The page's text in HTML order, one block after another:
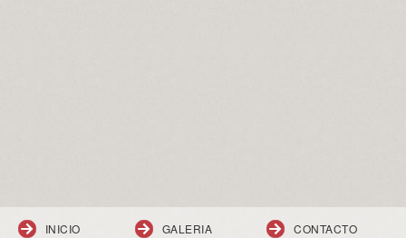
INICIO GALERIA CONTACTO